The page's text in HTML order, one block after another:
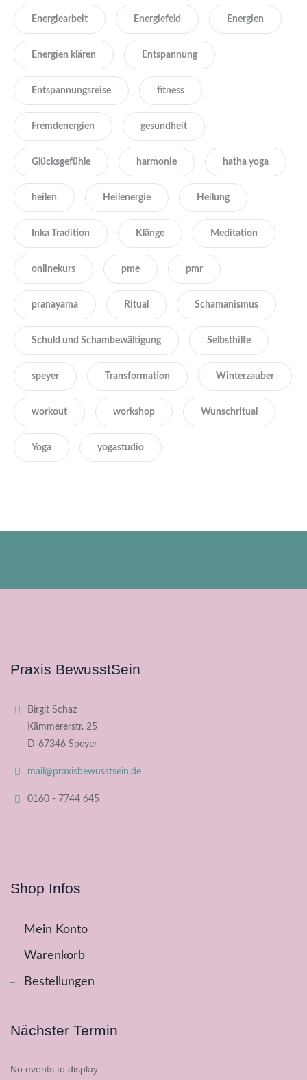
Energiearbeit Energiefeld Energien
Energien klären Entspannung
Entspannungsreise fitness
Fremdenergien gesundheit
Glücksgefühle harmonie hatha yoga
heilen Heilenergie Heilung
Inka Tradition Klänge Meditation
onlinekurs pme pmr
pranayama Ritual Schamanismus
Schuld und Schambewältigung Selbsthilfe
speyer Transformation Winterzauber
workout workshop Wunschritual
Yoga yogastudio
Praxis BewusstSein
Birgit Schaz
Kämmererstr. 25
D-67346 Speyer
mail@praxisbewusstsein.de
0160 - 7744 645
Shop Infos
Mein Konto
Warenkorb
Bestellungen
Nächster Termin
No events to display.